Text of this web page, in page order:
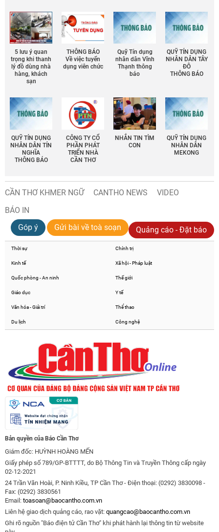
5 lưu ý quan
trọng khi thanh
lý đồ dùng nhà
hàng, khách
sạn
THÔNG BÁO
Về việc tuyển
dụng viên chức
Quỹ Tín dụng
nhân dân Vĩnh
Thạnh thông
báo
QUỸ TÍN DỤNG
NHÂN DÂN TÂY
ĐÔ
THÔNG BÁO
QUỸ TÍN DỤNG
NHÂN DÂN TÍN
NGHĨA
THÔNG BÁO
CÔNG TY CỔ
PHẦN PHÁT
TRIỂN NHÀ
CẦN THƠ
NHẮN TIN TÌM
CON
QUỸ TÍN DỤNG
NHÂN DÂN
MEKONG
CẦN THƠ KHMER NGỮ CANTHO NEWS
VIDEO
BÁO IN
Góp ý
Gửi bài về toà soạn Quảng cáo - Đặt báo
Thời sự Chính trị
Kinh tế Xã hội - Pháp luật
Quốc phòng - An ninh Thế giới
Giáo dục Y tế
Văn hóa - Giải trí Thể thao
Du lịch Công nghệ
Bản quyền của Báo Cần Thơ
Giám đốc: HUỲNH HOÀNG MẾN
Giấy phép số 789/GP-BTTTT, do Bộ Thông Tin và Truyền Thông cấp ngày
02-12-2021
24 Trần Văn Hoài, P. Ninh Kiều, TP Cần Thơ - Điện thoại: (0292) 3830098 -
Fax: (0292) 3830561
Email: toasoan@baocantho.com.vn
Liên hệ giao dịch quảng cáo, rao vặt: quangcao@baocantho.com.vn
Ghi rõ nguồn "Báo điện tử Cần Thơ" khi phát hành lại thông tin từ website